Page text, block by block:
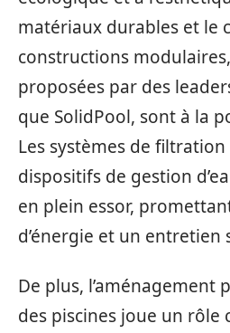
matériaux durables et le
constructions
proposées par des
que SolidPool, sont à la
Les systèmes de filtration
dispositifs de gestion
en plein essor,
d’énergie et un entretien
De plus, l’aménagement
des piscines joue un rôle